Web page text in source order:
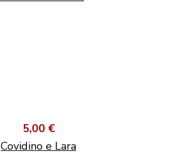
5,00 €
Covidino e Lara